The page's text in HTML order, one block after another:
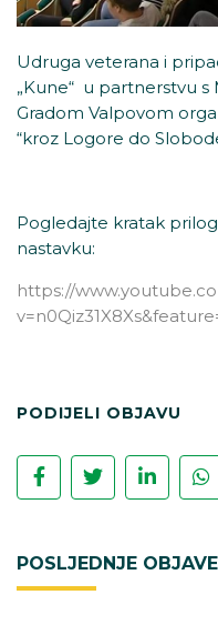
Udruga veterana i
„Kune“ u partnerstvu
Gradom Valpovom
“kroz Logore do
Pogledajte kratak
nastavku:
https://
PODIJELI OBJAVU
POSLJEDNJE OBJAVE